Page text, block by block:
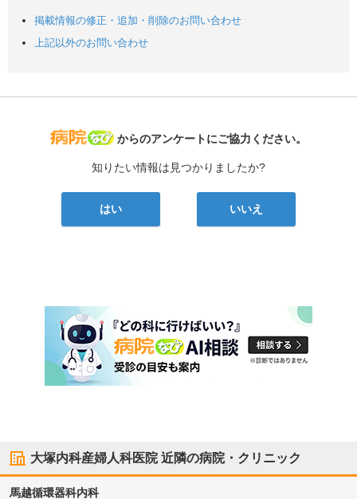
掲載情報の修正・追加・削除のお問い合わせ
上記以外のお問い合わせ
病院なび
からのアンケートにご協力ください。
知りたい情報は見つかりましたか?
はい いいえ
大塚内科産婦人科医院近隣の病院・クリニック
馬越循環器科内科